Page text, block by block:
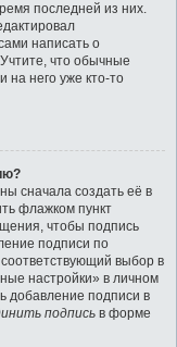
последней из них.
написать о
что обычные
на него уже кто-то
сначала создать её в
флажком пункт
чтобы подпись
подписи по
выбор в
настройки» в личном
добавление подписи в
подпись в форме